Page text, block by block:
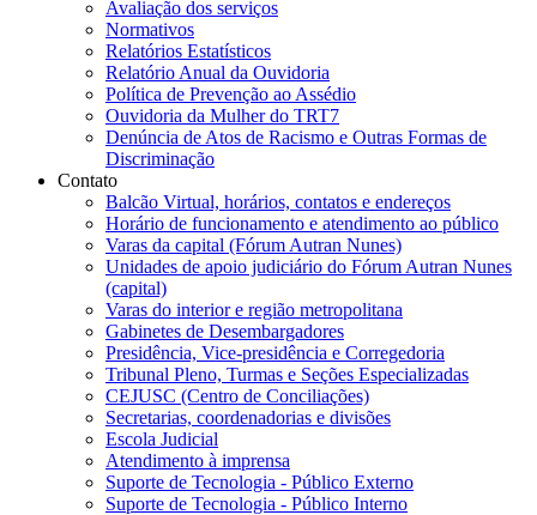
Avaliação dos serviços
Normativos
Relatórios Estatísticos
Relatório Anual da Ouvidoria
Política de Prevenção ao Assédio
Ouvidoria da Mulher do TRT7
Denúncia de Atos de Racismo e Outras Formas de
Discriminação
Contato
Balcão Virtual, horários, contatos e endereços
Horário de funcionamento e atendimento ao público
Varas da capital (Fórum Autran Nunes)
Unidades de apoio judiciário do Fórum Autran Nunes
(capital)
Varas do interior e região metropolitana
Gabinetes de Desembargadores
Presidência, Vice-presidência e Corregedoria
Tribunal Pleno, Turmas e Seções Especializadas
CEJUSC (Centro de Conciliações)
Secretarias, coordenadorias e divisões
Escola Judicial
Atendimento à imprensa
Suporte de Tecnologia - Público Externo
Suporte de Tecnologia - Público Interno